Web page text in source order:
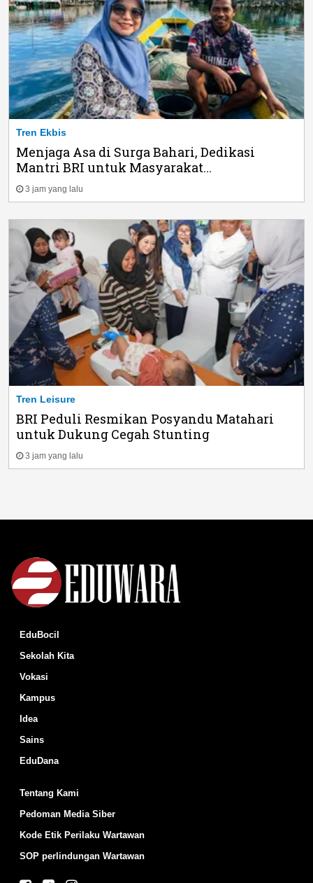
Tren Ekbis
Menjaga Asa di Surga Bahari, Dedikasi
Mantri BRI untuk Masyarakat...
3 jam yang lalu
Tren Leisure
BRI Peduli Resmikan Posyandu Matahari
untuk Dukung Cegah Stunting
3 jam yang lalu
EduBocil
Sekolah Kita
Vokasi
Kampus
Idea
Sains
EduDana
Tentang Kami
Pedoman Media Siber
Kode Etik Perilaku Wartawan
SOP perlindungan Wartawan